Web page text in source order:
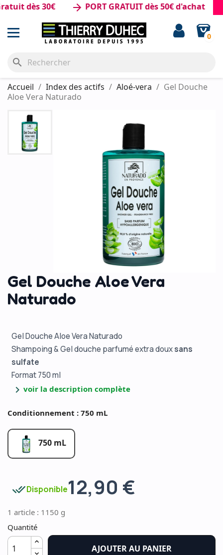
dès 30€ PORT GRATUIT dès 50€ d'achat
0
search
Accueil Index des actifs Aloé-vera
Gel Douche
Aloe Vera Naturado
Gel Douche Aloe Vera
Naturado
Gel Douche Aloe Vera Naturado
Shampoing & Gel douche parfumé extra douxsans
sulfate
Format 750 ml
chevron_right voir la description complète
Conditionnement : 750 mL
750 mL
done_allDisponible12,90 €
1 article : 1150 g
Quantité
AJOUTER AU PANIER